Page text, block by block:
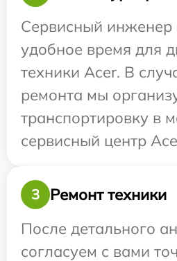
Сервисный инженер
удобное время для
техники Acer. В
ремонта мы
транспортировку в
сервисный центр
3
Ремонт техники
После детального
согласуем с вами